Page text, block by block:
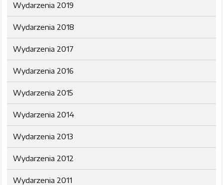
Wydarzenia 2019
Wydarzenia 2018
Wydarzenia 2017
Wydarzenia 2016
Wydarzenia 2015
Wydarzenia 2014
Wydarzenia 2013
Wydarzenia 2012
Wydarzenia 2011